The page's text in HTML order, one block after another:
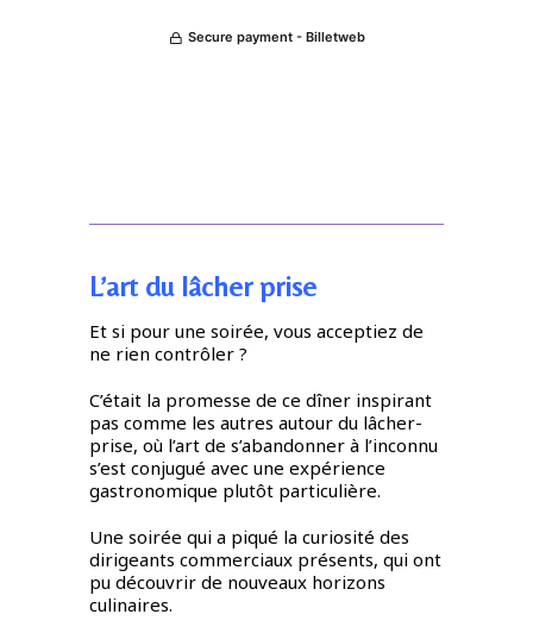
L’art du lâcher prise
Et si pour une soirée, vous acceptiez de
ne rien contrôler ?
C’était la promesse de ce dîner inspirant
pas comme les autres autour du lâcher-
prise, où l’art de s’abandonner à l’inconnu
s’est conjugué avec une expérience
gastronomique plutôt particulière.
Une soirée qui a piqué la curiosité des
dirigeants commerciaux présents, qui ont
pu découvrir de nouveaux horizons
culinaires.